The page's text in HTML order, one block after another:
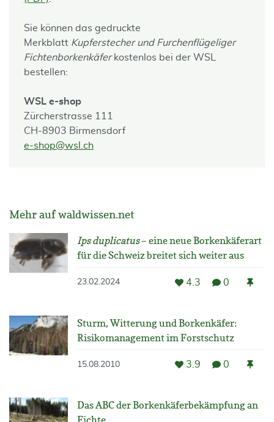
Sie können das gedruckte
Merkblatt Kupferstecher und Furchenflügeliger
Fichtenborkenkäferkostenlos bei der WSL
bestellen:
WSL e-shop
Zürcherstrasse 111
CH-8903 Birmensdorf
e-shop@wsl.ch
Mehr auf waldwissen.net
Ips duplicatus– eine neue Borkenkäferart
für die Schweiz breitet sich weiter aus
23.02.2024 4.3 0
Sturm, Witterung und Borkenkäfer:
Risikomanagement im Forstschutz
15.08.2010 3.9 0
Das ABC der Borkenkäferbekämpfung an
Fichte